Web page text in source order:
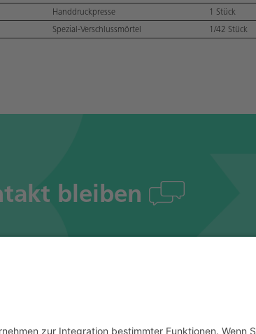
Handdruckpresse 1 Stück
Spezial-Verschlussmörtel 1/42 Stück
bleiben